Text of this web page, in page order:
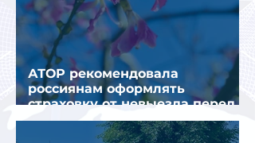
АТОР рекомендовала
россиянам оформлять
страховку от невыезда перед
поездкой в Грецию